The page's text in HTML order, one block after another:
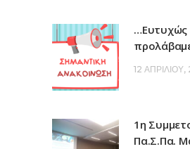
…Ευτυχώς
12
1η
Πα.Σ.Πα.